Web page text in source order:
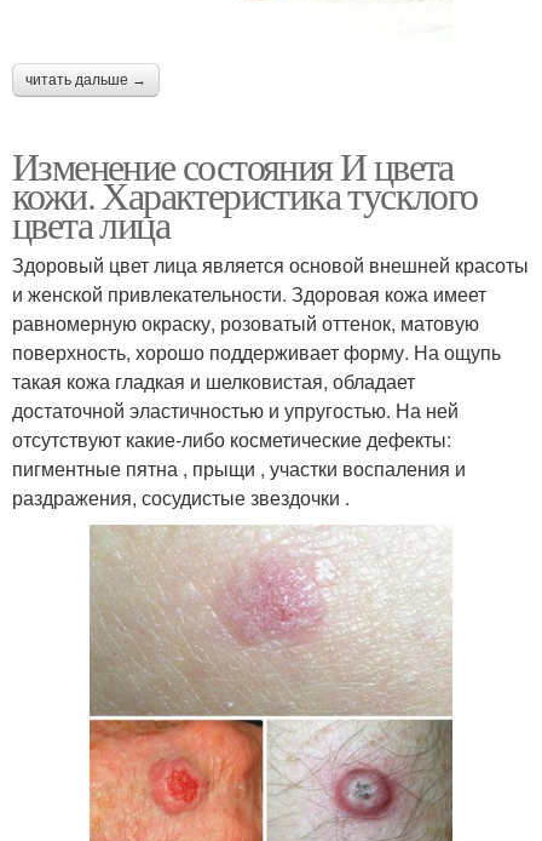
читать дальше →
Изменение состояния И цвета
кожи. Характеристика тусклого
цвета лица
Здоровый цвет лица является основой внешней красоты
и женской привлекательности. Здоровая кожа имеет
равномерную окраску, розоватый оттенок, матовую
поверхность, хорошо поддерживает форму. На ощупь
такая кожа гладкая и шелковистая, обладает
достаточной эластичностью и упругостью. На ней
отсутствуют какие-либо косметические дефекты:
пигментные пятна , прыщи , участки воспаления и
раздражения, сосудистые звездочки .